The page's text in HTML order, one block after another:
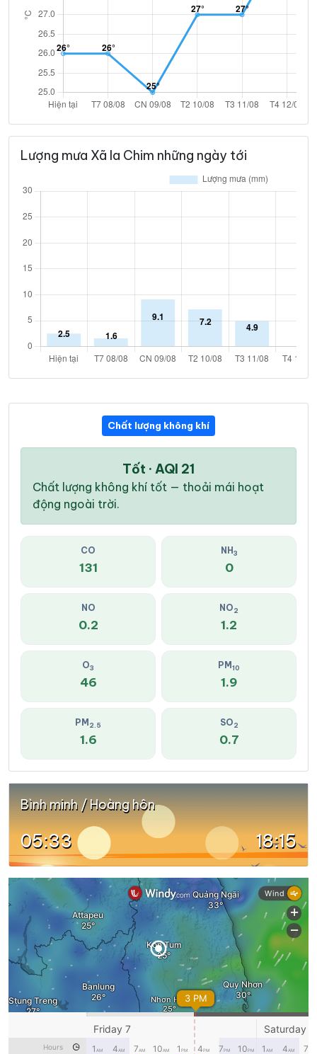
Lượng mưa Xã Ia Chim những ngày tới
Chất lượng không khí
Tốt · AQI 21
Chất lượng không khí tốt — thoải mái hoạt
động ngoài trời.
CO
131
NH 3
0
NO
0.2
NO2
1.2
O3
46
PM 10
1.9
PM 2.5
1.6
SO2
0.7
Bình minh / Hoàng hôn
05:33 18:15